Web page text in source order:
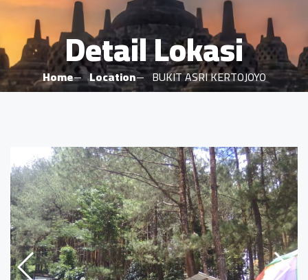
Detail Lokasi
Home Location BUKIT ASRI KERTOJOYO